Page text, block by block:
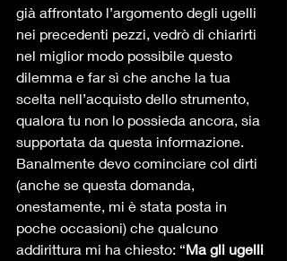
già affrontato l’argomento degli ugelli
nei precedenti pezzi, vedrò di chiarirti
nel miglior modo possibile questo
dilemma e far sì che anche la tua
scelta nell’acquisto dello strumento,
qualora tu non lo possieda ancora, sia
supportata da questa informazione.
Banalmente devo cominciare col dirti
(anche se questa domanda,
onestamente, mi è stata posta in
poche occasioni) che qualcuno
addirittura mi ha chiesto: “Ma gli ugelli